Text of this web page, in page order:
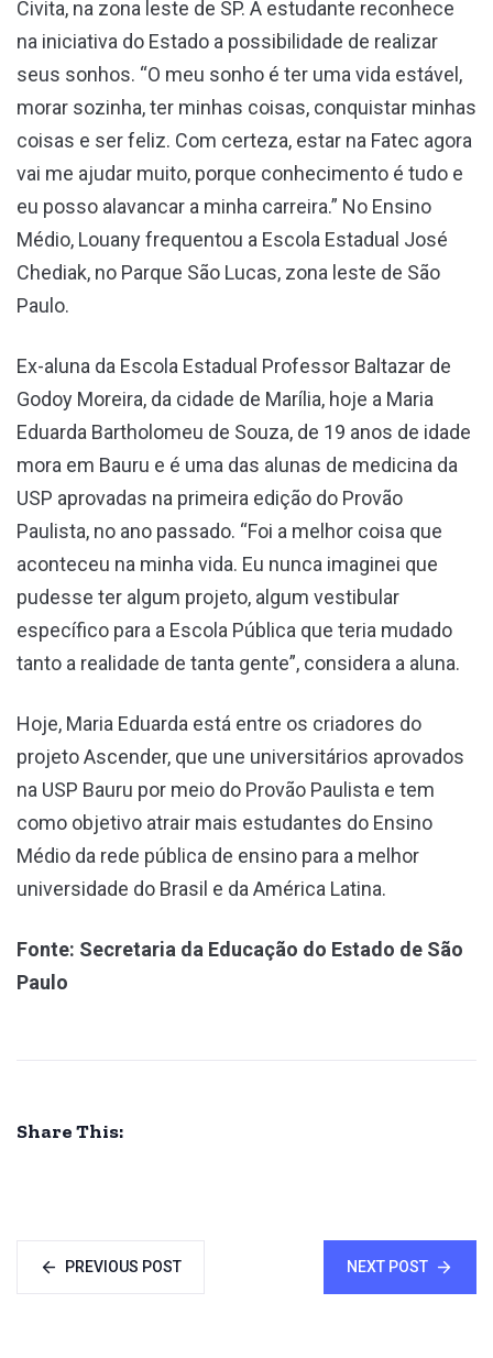
Civita, na zona leste de SP. A estudante reconhece
na iniciativa do Estado a possibilidade de realizar
seus sonhos. “O meu sonho é ter uma vida estável,
morar sozinha, ter minhas coisas, conquistar minhas
coisas e ser feliz. Com certeza, estar na Fatec agora
vai me ajudar muito, porque conhecimento é tudo e
eu posso alavancar a minha carreira.” No Ensino
Médio, Louany frequentou a Escola Estadual José
Chediak, no Parque São Lucas, zona leste de São
Paulo.
Ex-aluna da Escola Estadual Professor Baltazar de
Godoy Moreira, da cidade de Marília, hoje a Maria
Eduarda Bartholomeu de Souza, de 19 anos de idade
mora em Bauru e é uma das alunas de medicina da
USP aprovadas na primeira edição do Provão
Paulista, no ano passado. “Foi a melhor coisa que
aconteceu na minha vida. Eu nunca imaginei que
pudesse ter algum projeto, algum vestibular
específico para a Escola Pública que teria mudado
tanto a realidade de tanta gente”, considera a aluna.
Hoje, Maria Eduarda está entre os criadores do
projeto Ascender, que une universitários aprovados
na USP Bauru por meio do Provão Paulista e tem
como objetivo atrair mais estudantes do Ensino
Médio da rede pública de ensino para a melhor
universidade do Brasil e da América Latina.
Fonte: Secretaria da Educação do Estado de São
Paulo
Share This:
PREVIOUS POST NEXT POST